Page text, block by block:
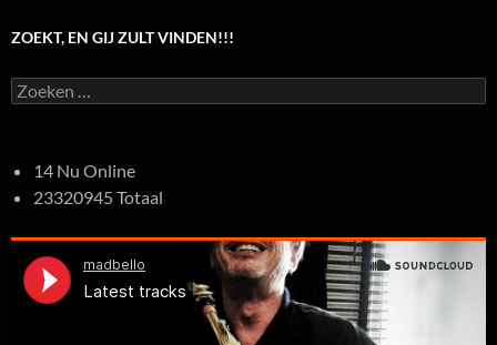
ZOEKT, EN GIJ ZULT VINDEN!!!
Zoeken
naar:
14 Nu Online
23320945 Totaal